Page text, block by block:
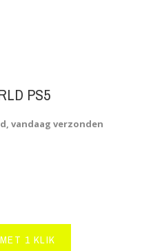
PS5
vandaag verzonden
1 KLIK